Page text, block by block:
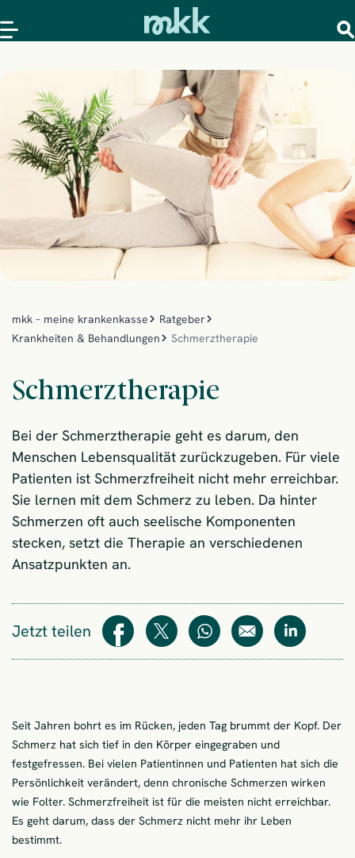
mkk – meine krankenkasse
Ratgeber
Krankheiten & Behandlungen
Schmerztherapie
Schmerztherapie
Bei der Schmerztherapie geht es darum, den
Menschen Lebensqualität zurückzugeben. Für viele
Patienten ist Schmerzfreiheit nicht mehr erreichbar.
Sie lernen mit dem Schmerz zu leben. Da hinter
Schmerzen oft auch seelische Komponenten
stecken, setzt die Therapie an verschiedenen
Ansatzpunkten an.
Jetzt teilen Teilen Teilen WhatsAppE-Mail Teilen
Seit Jahren bohrt es im Rücken, jeden Tag brummt der Kopf. Der
Schmerz hat sich tief in den Körper eingegraben und
festgefressen. Bei vielen Patientinnen und Patienten hat sich die
Persönlichkeit verändert, denn chronische Schmerzen wirken
wie Folter. Schmerzfreiheit ist für die meisten nicht erreichbar.
Es geht darum, dass der Schmerz nicht mehr ihr Leben
bestimmt.